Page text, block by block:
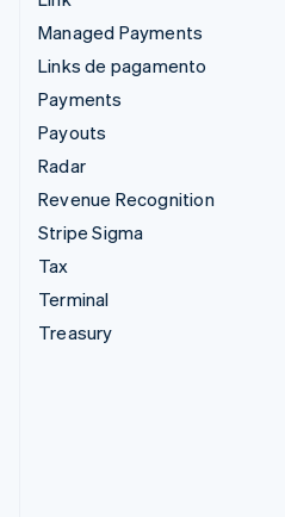
Managed Payments
Links de pagamento
Payments
Payouts
Radar
Revenue Recognition
Stripe Sigma
Tax
Terminal
Treasury